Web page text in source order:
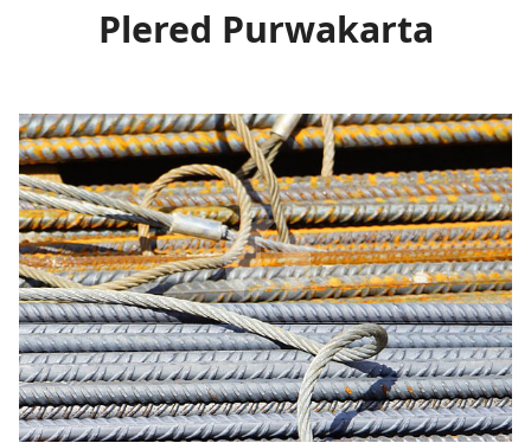
Plered Purwakarta